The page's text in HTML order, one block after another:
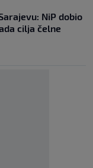
NiP dobio
cilja čelne